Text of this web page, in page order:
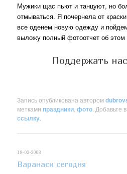
Мужики щас пьют и танцуют, но
отмываться. Я почернела от
все оденем новую одежду и
выложу полный фотоотчет об
Поддержать
Запись опубликована автором
метками праздники ,фото . Добавьте
ссылку
19-03-2008
Варанаси сегодня